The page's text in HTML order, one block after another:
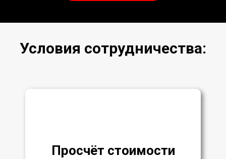
Условия сотрудничества:
Просчёт стоимости